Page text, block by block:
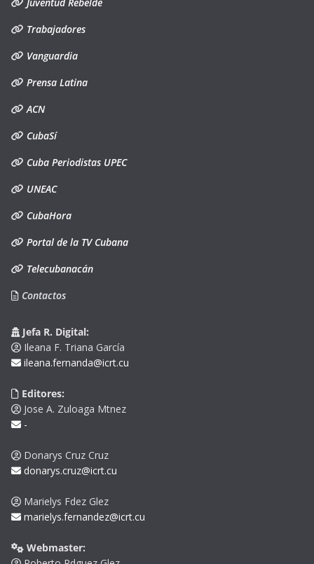
Juventud Rebelde
Trabajadores
Vanguardia
Prensa Latina
ACN
CubaSí
Cuba Periodistas UPEC
UNEAC
CubaHora
Portal de la TV Cubana
Telecubanacán
Contactos
Jefa R. Digital:
Ileana F. Triana García
ileana.fernanda@icrt.cu
Editores:
Jose A. Zuloaga Mtnez
-
Donarys Cruz Cruz
donarys.cruz@icrt.cu
Marielys Fdez Glez
marielys.fernandez@icrt.cu
Webmaster: